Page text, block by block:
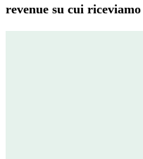
revenue su cui